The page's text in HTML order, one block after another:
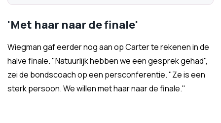
'Met haar naar de finale'
Wiegman gaf eerder nog aan op Carter te rekenen in de
halve finale. "Natuurlijk hebben we een gesprek gehad",
zei de bondscoach op een persconferentie. "Ze is een
sterk persoon. We willen met haar naar de finale."